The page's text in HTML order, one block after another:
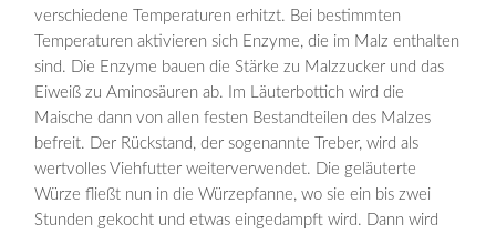
verschiedene Temperaturen erhitzt. Bei bestimmten
Temperaturen aktivieren sich Enzyme, die im Malz enthalten
sind. Die Enzyme bauen die Stärke zu Malzzucker und das
Eiweiß zu Aminosäuren ab. Im Läuterbottich wird die
Maische dann von allen festen Bestandteilen des Malzes
befreit. Der Rückstand, der sogenannte Treber, wird als
wertvolles Viehfutter weiterverwendet. Die geläuterte
Würze fließt nun in die Würzepfanne, wo sie ein bis zwei
Stunden gekocht und etwas eingedampft wird. Dann wird